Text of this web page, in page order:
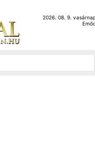
2026. 08. 9.